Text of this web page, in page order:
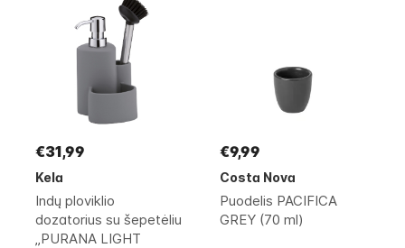
€31,99
Kela
Indų ploviklio
dozatorius su šepetėliu
„PURANA LIGHT
€9,99
Costa Nova
Puodelis PACIFICA
GREY (70 ml)